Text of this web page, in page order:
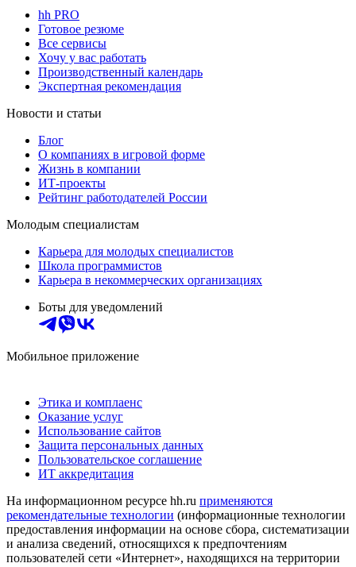
hh PRO
Готовое резюме
Все сервисы
Хочу у вас работать
Производственный календарь
Экспертная рекомендация
Новости и статьи
Блог
О компаниях в игровой форме
Жизнь в компании
ИТ-проекты
Рейтинг работодателей России
Молодым специалистам
Карьера для молодых специалистов
Школа программистов
Карьера в некоммерческих организациях
Боты для уведомлений
Мобильное приложение
Этика и комплаенс
Оказание услуг
Использование сайтов
Защита персональных данных
Пользовательское соглашение
ИТ аккредитация
На информационном ресурсе hh.ru применяются
рекомендательные технологии (информационные технологии
предоставления информации на основе сбора, систематизации
и анализа сведений, относящихся к предпочтениям
пользователей сети «Интернет», находящихся на территории